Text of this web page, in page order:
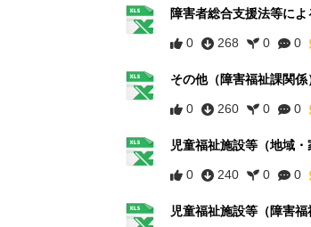
障害者総合支援法等に
0 268 0 0
その他（障害福祉課関係
0 260 0 0
児童福祉施設等（地域・
0 240 0 0
児童福祉施設等（障害福